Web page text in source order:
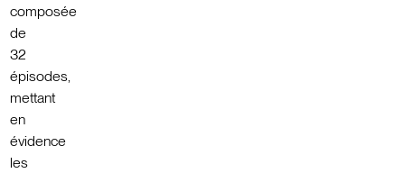
composée
de
32
épisodes,
mettant
en
évidence
les